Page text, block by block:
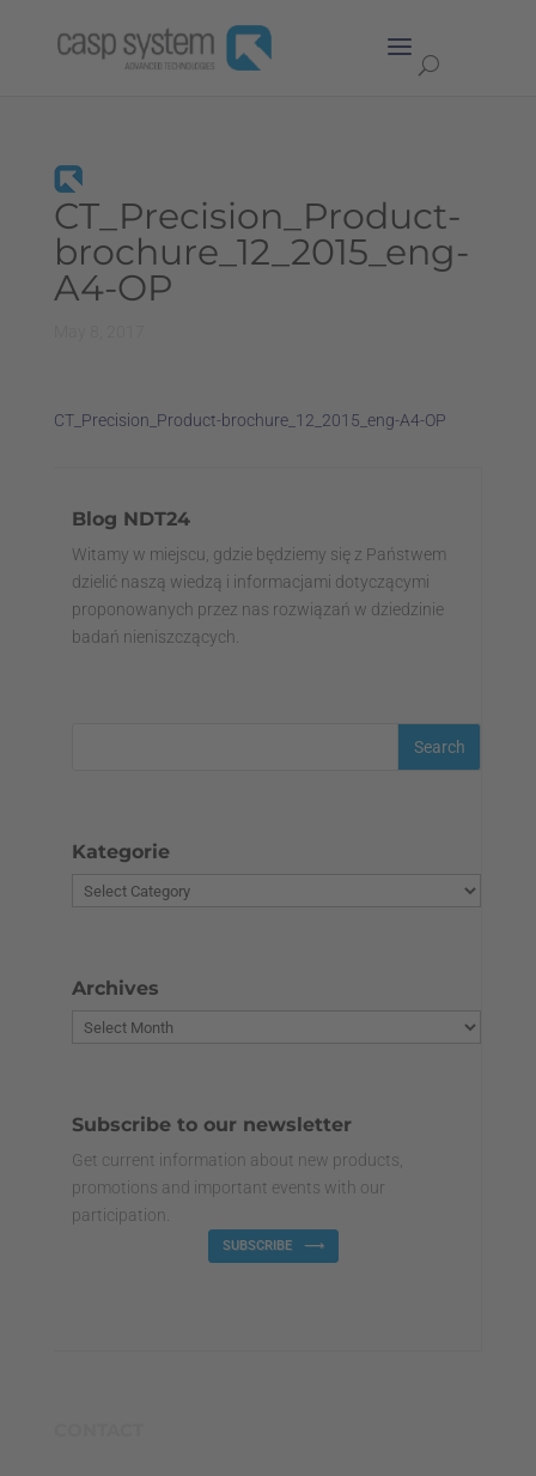
CT_Precision_Product-
brochure_12_2015_eng-
A4-OP
CT_Precision_Product-brochure_12_2015_eng-A4-OP
Blog NDT24
Witamy w miejscu, gdzie będziemy się z Państwem
dzielić naszą wiedzą i informacjami dotyczącymi
proponowanych przez nas rozwiązań w dziedzinie
badań nieniszczących.
Kategorie
Archives
Subscribe to our newsletter
Get current information about new products,
promotions and important events with our
participation.
SUBSCRIBE